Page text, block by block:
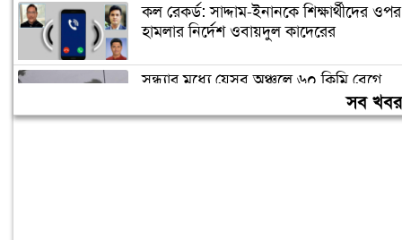
কল রেকর্ড: সাদ্দাম-ইনানকে শিক্ষার্থীদের ওপর
হামলার নির্দেশ ওবায়দুল কাদেরের
সন্ধ্যার মধ্যে যেসব অঞ্চলে ৬০ কিমি বেগে
সব